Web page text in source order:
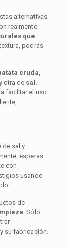
alternativas
realmente
que
podrás
cruda,
otra de sal .
facilitar el uso.
de sal y
esperas
con
usando
de
. Sólo
su fabricación.